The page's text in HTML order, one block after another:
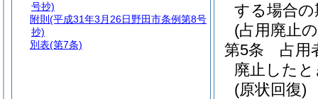
する場合
(占用廃止
第5条
占用
廃止した
(原状回復)
号抄)
附則 (平成31年3月26日野田市条例第8号
抄)
別表(第7条)